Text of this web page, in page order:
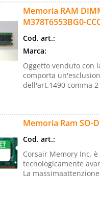
Memoria RAM
M378T6553BG0-
Cod. art.:
Marca:
Oggetto venduto con
comporta
dell'art.1490 comma
Memoria Ram SO-
Cod. art.:
Corsair Memory Inc.
tecnologicamente
La